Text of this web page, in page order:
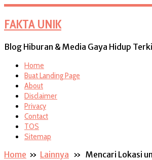
FAKTA UNIK
Blog Hiburan & Media Gaya Hidup
Home
Buat Landing Page
About
Disclaimer
Privacy
Contact
TOS
Sitemap
Home » Lainnya » Mencari Lokasi